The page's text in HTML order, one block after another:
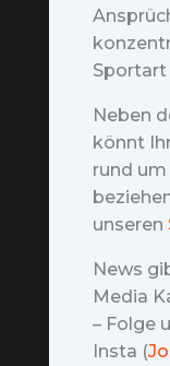
Sportart
Neben
könnt
rund um
unseren
News
Media
– Folge
Insta (